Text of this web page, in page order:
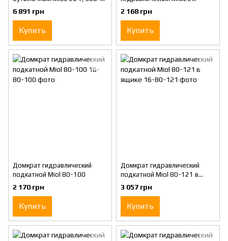
480мм
6 891 грн
Купить
поршня 2т, 150-370мм
2 168 грн
Купить
Домкрат гидравлический
подкатной Miol 80-100
2 170 грн
Купить
Домкрат гидравлический
подкатной Miol 80-121 в
ящике
3 057 грн
Купить